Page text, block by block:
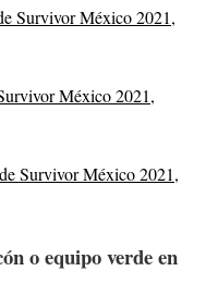
Survivor México 2021,
México 2021,
Survivor México 2021,
o equipo verde en